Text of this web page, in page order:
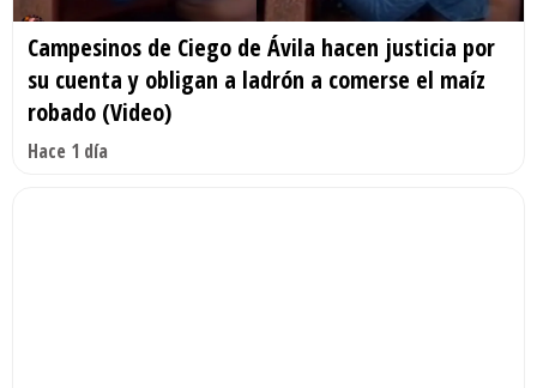
Campesinos de Ciego de Ávila hacen justicia por
su cuenta y obligan a ladrón a comerse el maíz
robado (Video)
Hace 1 día